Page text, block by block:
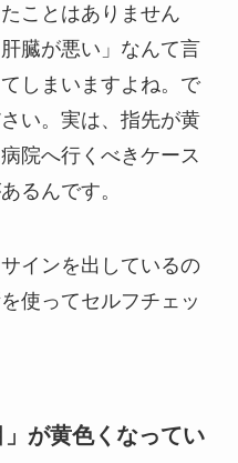
ことはありません
臓が悪い」なんて言
しまいますよね。で
い。実は、指先が黄
院へ行くべきケース
るんです。
インを出しているの
使ってセルフチェッ
が黄色くなってい